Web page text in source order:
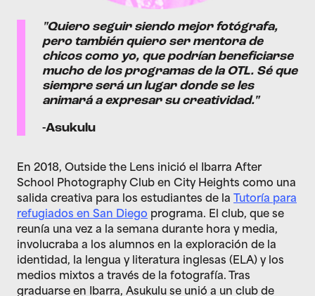
"Quiero seguir siendo mejor fotógrafa,
pero también quiero ser mentora de
chicos como yo, que podrían beneficiarse
mucho de los programas de la OTL. Sé que
siempre será un lugar donde se les
animará a expresar su creatividad."
-Asukulu
En 2018, Outside the Lens inició el Ibarra After
School Photography Club en City Heights como una
salida creativa para los estudiantes de la
Tutoría para
refugiados en San Diego programa. El club, que se
reunía una vez a la semana durante hora y media,
involucraba a los alumnos en la exploración de la
identidad, la lengua y literatura inglesas (ELA) y los
medios mixtos a través de la fotografía. Tras
graduarse en Ibarra, Asukulu se unió a un club de